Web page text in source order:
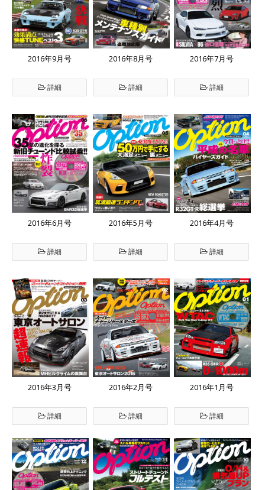
2016年9月号
詳細
2016年8月号
詳細
2016年7月号
詳細
2016年6月号
詳細
2016年5月号
詳細
2016年4月号
詳細
2016年3月号
詳細
2016年2月号
詳細
2016年1月号
詳細